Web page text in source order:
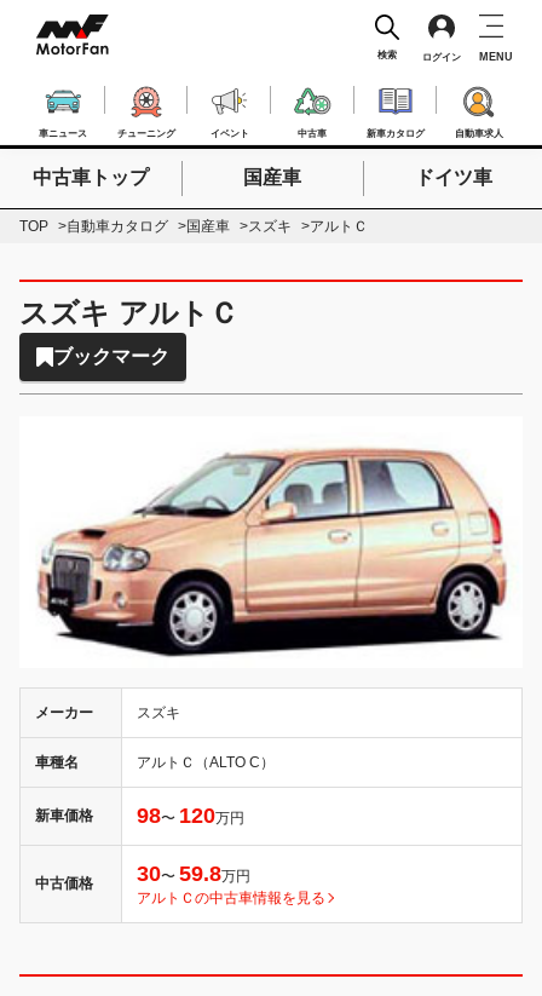
車ニュース チューニング イベント 中古車 新車カタログ 自動車求人
検索 ログイン MENU
検索したいキーワードを入力
中古車トップ 国産車 ドイツ車
TOP 自動車カタログ 国産車 スズキ アルトＣ
スズキ アルトＣ
ブックマーク
メーカー スズキ
車種名 アルトＣ（ALTO C）
新車価格 98〜 120万円
中古価格 30〜 59.8万円
アルトＣの中古車情報を見る